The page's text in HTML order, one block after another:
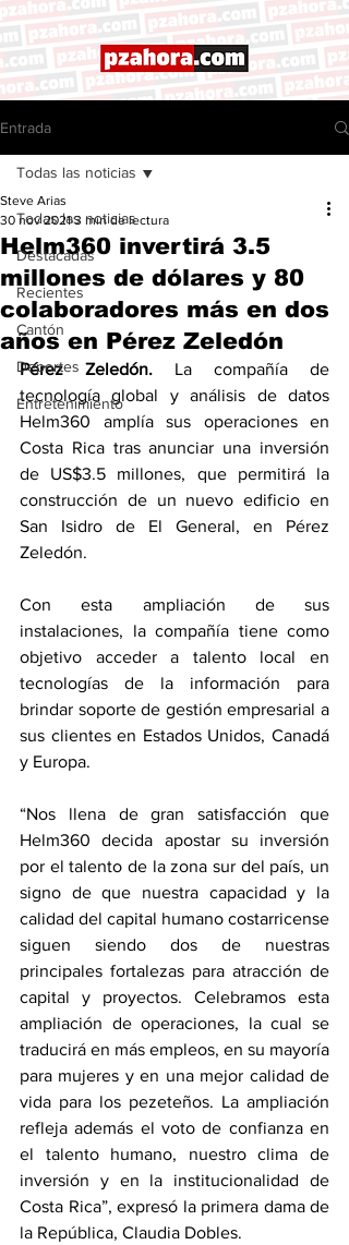
Entrada
Todas las noticias
Destacadas
Recientes
Cantón
Deportes
Entretenimiento
Todas las noticias
Helm360 invertirá 3.5
millones de dólares y 80
colaboradores más en dos
años en Pérez Zeledón
Steve Arias
30 nov 2021 3 min de lectura
Pérez Zeledón. La compañía de
tecnología global y análisis de datos
Helm360 amplía sus operaciones en
Costa Rica tras anunciar una inversión
de US$3.5 millones, que permitirá la
construcción de un nuevo edificio en
San Isidro de El General, en Pérez
Zeledón.
Con esta ampliación de sus
instalaciones, la compañía tiene como
objetivo acceder a talento local en
tecnologías de la información para
brindar soporte de gestión empresarial a
sus clientes en Estados Unidos, Canadá
y Europa.
“Nos llena de gran satisfacción que
Helm360 decida apostar su inversión
por el talento de la zona sur del país, un
signo de que nuestra capacidad y la
calidad del capital humano costarricense
siguen siendo dos de nuestras
principales fortalezas para atracción de
capital y proyectos. Celebramos esta
ampliación de operaciones, la cual se
traducirá en más empleos, en su mayoría
para mujeres y en una mejor calidad de
vida para los pezeteños. La ampliación
refleja además el voto de confianza en
el talento humano, nuestro clima de
inversión y en la institucionalidad de
Costa Rica”, expresó la primera dama de
la República, Claudia Dobles.